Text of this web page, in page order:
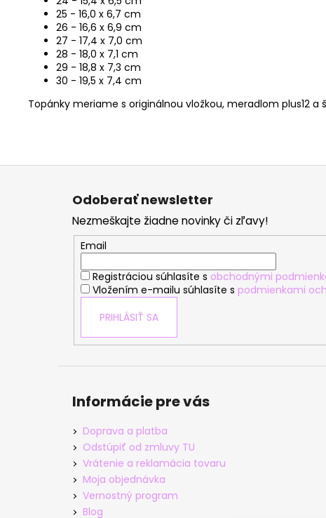
25 - 16,0 x 6,7 cm
26 - 16,6 x 6,9 cm
27 - 17,4 x 7,0 cm
28 - 18,0 x 7,1 cm
29 - 18,8 x 7,3 cm
30 - 19,5 x 7,4 cm
Topánky meriame s originálnou vložkou, meradlom plus12 a
Z
Odoberať newsletter
Nezmeškajte žiadne novinky či zľavy!
Email
Registráciou súhlasíte s obchodnými
Vložením e-mailu súhlasíte s podmienkami
PRIHLÁSIŤ SA
Informácie pre vás
Doprava a platba
Odstúpiť od zmluvy TU
Vrátenie a reklamácia tovaru
Moja objednávka
Vernostný program
Blog